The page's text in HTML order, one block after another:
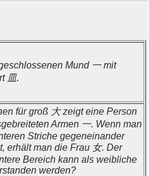
Mund 一 mit
皿.
für groß 大 zeigt eine Person
Armen 一. Wenn man
Striche gegeneinander
erhält man die Frau 女. Der
Bereich kann als weibliche
werden?